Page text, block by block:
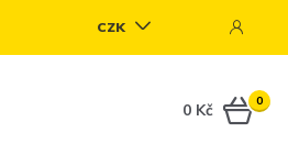
CZK
0
0 Kč